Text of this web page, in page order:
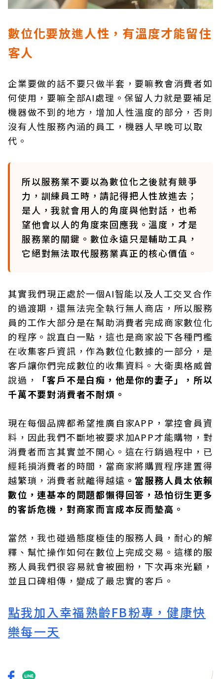
數位化要放進人性，有溫度才能留住
客人
企業要做的話不要只做半套，要嘛教會消費者如
何使用，要嘛全部AI處理。保留人力就是要補足
機器做不到的地方，增加人性溫度的部分，否則
沒有人性服務內涵的員工，機器人早晚可以取
代。
所以服務業不要以為數位化之後就有競爭
力，訓練員工時，請記得把人性放進去；
是人，我就會用人的角度與他對話，也希
望他會以人的角度來回應我。溫度，才是
服務業的關鍵。數位永遠只是輔助工具，
它絕對無法取代服務業真正的核心價值。
其實我們現正處於一個AI智能以及人工交叉合作
的過渡期，還無法完全執行無人商店，所以服務
員的工作大部分是在幫助消費者完成商家數位化
的程序。說直白一點，這也是商家設下各種門檻
在收集客戶資訊，作為數位化數據的一部分，是
客戶讓你們完成數位的收集資料。大衛奧格威曾
說過，
「客戶不是白痴，他是你的妻子」，所以
千萬不要對消費者不耐煩。
現在每個品牌都希望推廣自家APP，掌控會員資
料，因此我們不斷地被要求加APP才能購物，對
消費者而言其實並不開心。這在行銷過程中，已
經耗損消費者的時間，當商家將購買程序建置得
越繁瑣，消費者就離得越遠 。當服務人員太依賴
數位，連基本的問題都懶得回答，恐怕衍生更多
的客訴危機，對商家而言成本反而墊高。
當然，我也碰過態度極佳的服務人員，耐心的解
釋、幫忙操作如何在數位上完成交易。這樣的服
務人員我們很容易就會被圈粉，下次再來光顧，
並且口碑相傳，變成了最忠實的客戶。
點我加入幸福熟齡FB粉專，健康快
樂每一天